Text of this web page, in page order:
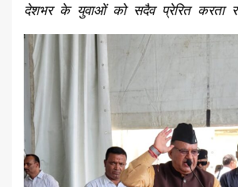
देशभर के युवाओं को सदैव प्रेरित करता